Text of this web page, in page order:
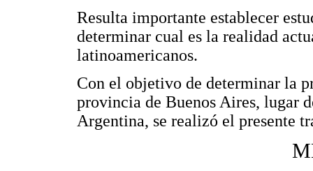
Resulta importante establecer
determinar cual es la realidad
latinoamericanos.
Con el objetivo de determinar la
provincia de Buenos Aires, lugar
Argentina, se realizó el presente